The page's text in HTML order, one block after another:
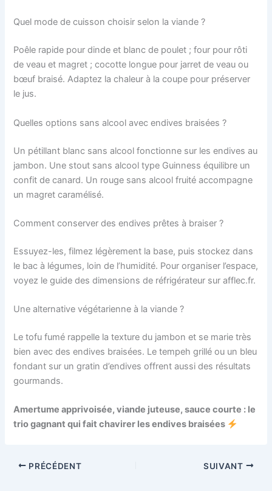
Quel mode de cuisson choisir selon la viande ?
Poêle rapide pour dinde et blanc de poulet ; four pour rôti
de veau et magret ; cocotte longue pour jarret de veau ou
bœuf braisé. Adaptez la chaleur à la coupe pour préserver
le jus.
Quelles options sans alcool avec endives braisées ?
Un pétillant blanc sans alcool fonctionne sur les endives au
jambon. Une stout sans alcool type Guinness équilibre un
confit de canard. Un rouge sans alcool fruité accompagne
un magret caramélisé.
Comment conserver des endives prêtes à braiser ?
Essuyez-les, filmez légèrement la base, puis stockez dans
le bac à légumes, loin de l’humidité. Pour organiser l’espace,
voyez le guide des dimensions de réfrigérateur sur afflec.fr.
Une alternative végétarienne à la viande ?
Le tofu fumé rappelle la texture du jambon et se marie très
bien avec des endives braisées. Le tempeh grillé ou un bleu
fondant sur un gratin d’endives offrent aussi des résultats
gourmands.
Amertume apprivoisée, viande juteuse, sauce courte : le
trio gagnant qui fait chavirer les endives braisées
PRÉCÉDENT SUIVANT